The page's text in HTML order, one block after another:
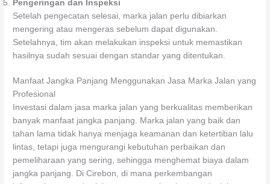
Pengeringan dan Inspeksi
Setelah pengecatan selesai, marka jalan perlu dibiarkan
mengering atau mengeras sebelum dapat digunakan.
Setelahnya, tim akan melakukan inspeksi untuk memastikan
hasilnya sudah sesuai dengan standar yang ditentukan.
Manfaat Jangka Panjang Menggunakan Jasa Marka Jalan yang
Profesional
Investasi dalam jasa marka jalan yang berkualitas memberikan
banyak manfaat jangka panjang. Marka jalan yang baik dan
tahan lama tidak hanya menjaga keamanan dan ketertiban lalu
lintas, tetapi juga mengurangi kebutuhan perbaikan dan
pemeliharaan yang sering, sehingga menghemat biaya dalam
jangka panjang. Di Cirebon, di mana perkembangan